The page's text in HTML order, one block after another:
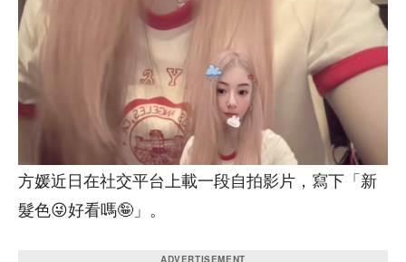
方媛近日在社交平台上載一段自拍影片，寫下「新
髮色😜好看嗎🤪」。